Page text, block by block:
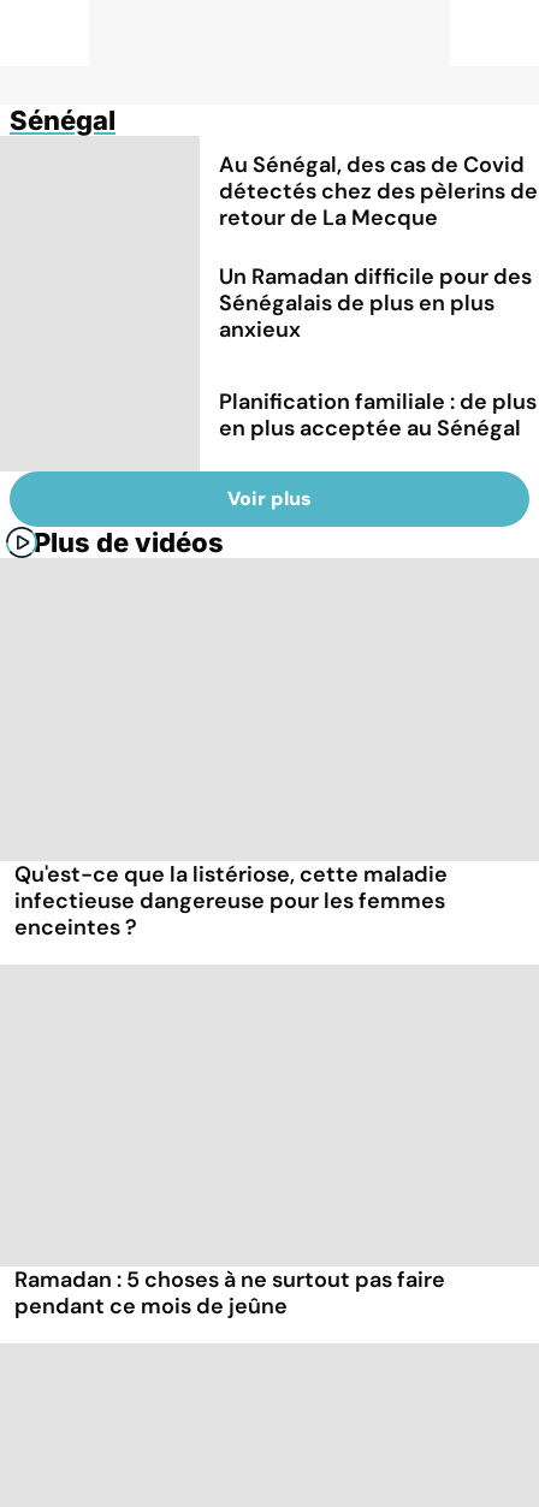
Sénégal
Au Sénégal, des cas de Covid
détectés chez des pèlerins de
retour de La Mecque
Un Ramadan difficile pour des
Sénégalais de plus en plus
anxieux
Planification familiale : de plus
en plus acceptée au Sénégal
Voir plus
Plus de vidéos
Qu'est-ce que la listériose, cette maladie
infectieuse dangereuse pour les femmes
enceintes ?
Ramadan : 5 choses à ne surtout pas faire
pendant ce mois de jeûne